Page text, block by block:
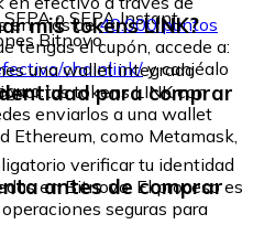
o SEPA Instant
Bitnovo
en más de40.000 puntos
tengas el cupón, accede a:
chainlink/y canjéalo
mis tokens LINK?
una wallet integrada
tus tokens LINK con
enviarlos a una wallet
Ethereum, como Metamask,
para comprar
verificar tu identidad
en Bitnovo. El proceso es
seguras para
antes de comprar